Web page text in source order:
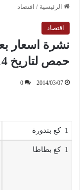
الرئيسية / اقتصاد
اقتصاد
نشرة اسعار
حمص لتاريخ 2014 / 3 / 7 الجمعة
2014/03/07
0
1 كغ بندورة
1 كغ بطاطا